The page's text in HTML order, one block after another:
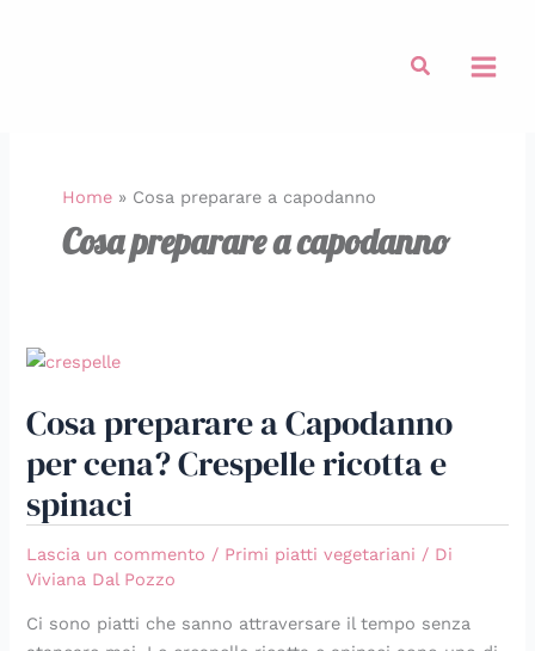
Cerca
Home» Cosa preparare a capodanno
Cosa preparare a capodanno
Cosa preparare a Capodanno
per cena? Crespelle ricotta e
spinaci
Lascia un commento / Primi piatti vegetariani / Di
Viviana Dal Pozzo
Ci sono piatti che sanno attraversare il tempo senza
Cosa
a
Capodanno
per
cena?
Crespelle
ricotta
e
spinaci